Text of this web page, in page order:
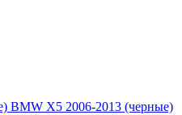
BMW X5 2006-2013 (черные)